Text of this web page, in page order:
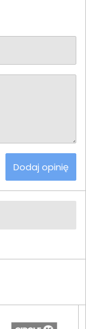
Dodaj opinię